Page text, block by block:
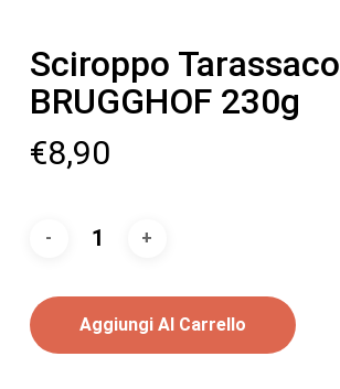
Sciroppo Tarassaco
BRUGGHOF 230g
€8,90
Aggiungi Al Carrello